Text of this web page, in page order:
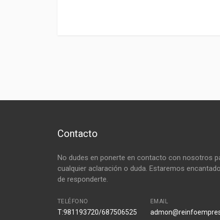
Contacto
No dudes en ponerte en contacto con nosotros
cualquier aclaración o duda. Estaremos
de responderte.
TELÉFONO
T:981193720/687506525
EMAIL